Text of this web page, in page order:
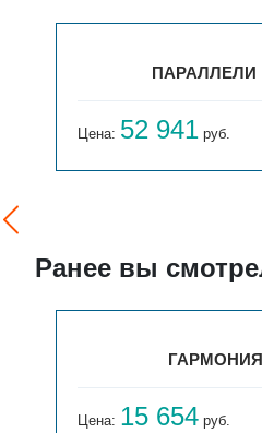
ПАРАЛЛЕЛИ
Цена: 52 941 руб.
Ранее вы
ГАРМОНИЯ
Цена: 15 654 руб.